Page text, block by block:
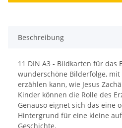
Beschreibung
11 DIN A3 - Bildkarten für das
wunderschöne Bilderfolge,
erzählen kann, wie Jesus
Kinder können die Rolle des
Genauso eignet sich das eine
Hintergrund für eine kleine
Geschichte.